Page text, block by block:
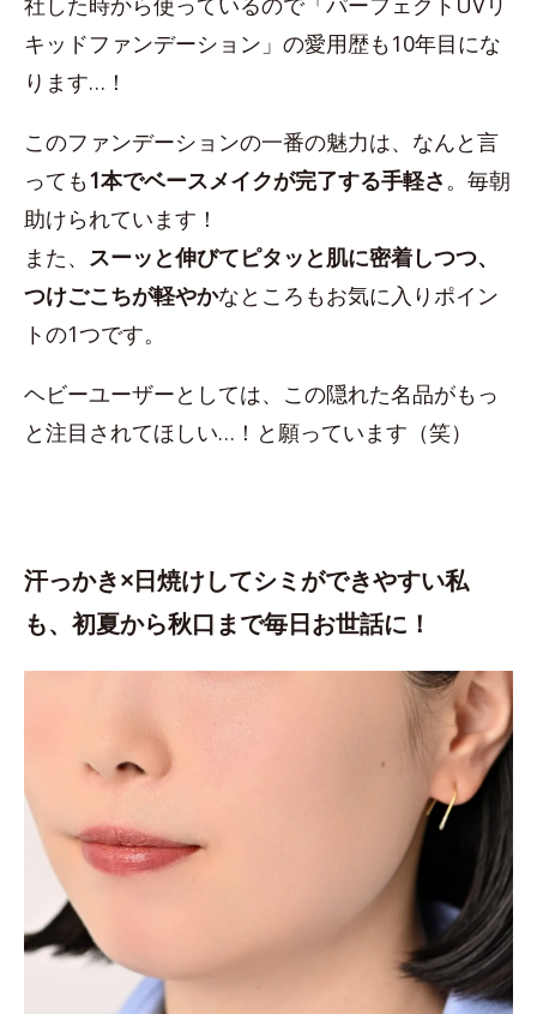
キッドファンデーション」の愛用歴も10年目にな
ります…！
このファンデーションの一番の魅力は、なんと言
っても1本でベースメイクが完了する手軽さ 。毎朝
助けられています！
また、 スーッと伸びてピタッと肌に密着しつつ、
つけごこちが軽やかなところもお気に入りポイン
トの1つです。
ヘビーユーザーとしては、この隠れた名品がもっ
と注目されてほしい…！と願っています（笑）
汗っかき×日焼けしてシミができやすい私
も、初夏から秋口まで毎日お世話に！